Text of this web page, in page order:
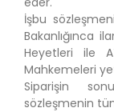
İşbu
Bakanlığınca
Heyetleri ile
Mahkemeleri
Siparişin
sözleşmenin